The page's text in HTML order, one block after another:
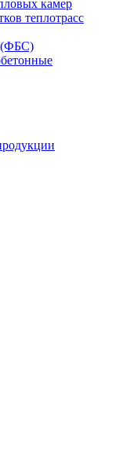
камер
теплотрасс
(ФБС)